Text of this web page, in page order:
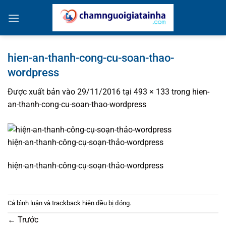
qua
hien-an-thanh-cong-cu-soan-thao-
wordpress
Được xuất bản vào 29/11/2016 tại 493 × 133 trong hien-
an-thanh-cong-cu-soan-thao-wordpress
hiện-an-thanh-công-cụ-soạn-thảo-wordpress
hiện-an-thanh-công-cụ-soạn-thảo-wordpress
Cả bình luận và trackback hiện đều bị đóng.
← Trước